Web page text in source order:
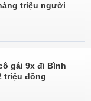
triệu người
gái 9x đi Bình
triệu đồng